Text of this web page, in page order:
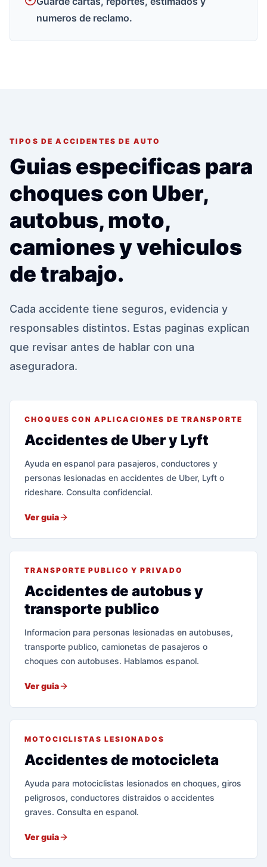
numeros de reclamo.
TIPOS DE ACCIDENTES DE AUTO
Guias especificas para
choques con Uber,
autobus, moto,
camiones y vehiculos
de trabajo.
Cada accidente tiene seguros, evidencia y
responsables distintos. Estas paginas explican
que revisar antes de hablar con una
aseguradora.
CHOQUES CON APLICACIONES DE TRANSPORTE
Accidentes de Uber y Lyft
Ayuda en espanol para pasajeros, conductores y
personas lesionadas en accidentes de Uber, Lyft o
rideshare. Consulta confidencial.
Ver guia
TRANSPORTE PUBLICO Y PRIVADO
Accidentes de autobus y
transporte publico
Informacion para personas lesionadas en autobuses,
transporte publico, camionetas de pasajeros o
choques con autobuses. Hablamos espanol.
Ver guia
MOTOCICLISTAS LESIONADOS
Accidentes de motocicleta
Ayuda para motociclistas lesionados en choques, giros
peligrosos, conductores distraidos o accidentes
graves. Consulta en espanol.
Ver guia